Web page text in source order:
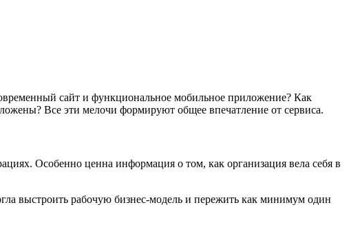
сайт и функциональное мобильное приложение? Как
Все эти мелочи формируют общее впечатление от сервиса.
Особенно ценна информация о том, как организация вела себя в
выстроить рабочую бизнес-модель и пережить как минимум один